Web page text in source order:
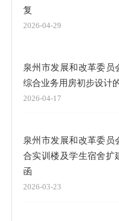
复
2026-04-29
泉州市发展和改革委员
综合业务用房初步设计
2026-04-17
泉州市发展和改革委员
合实训楼及学生宿舍扩
函
2026-03-23